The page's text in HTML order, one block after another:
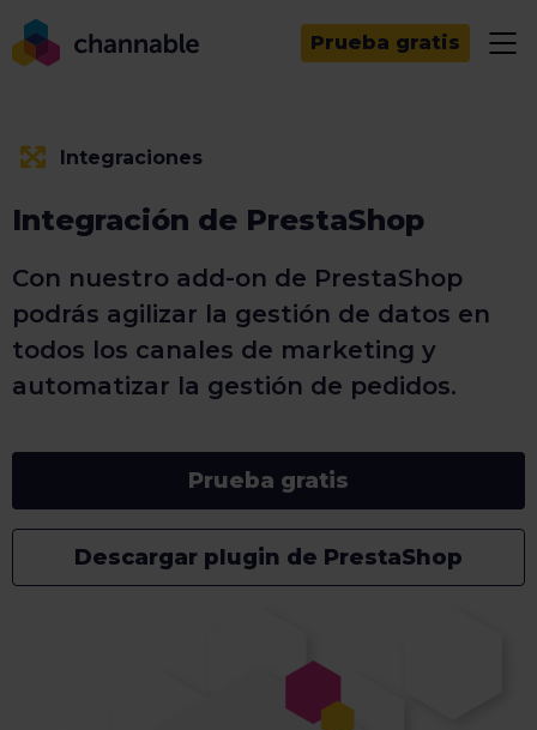
Prueba gratis
Integraciones
Integración de PrestaShop
Con nuestro add-on de PrestaShop
podrás agilizar la gestión de datos en
todos los canales de marketing y
automatizar la gestión de pedidos.
Prueba gratis
Descargar plugin de PrestaShop